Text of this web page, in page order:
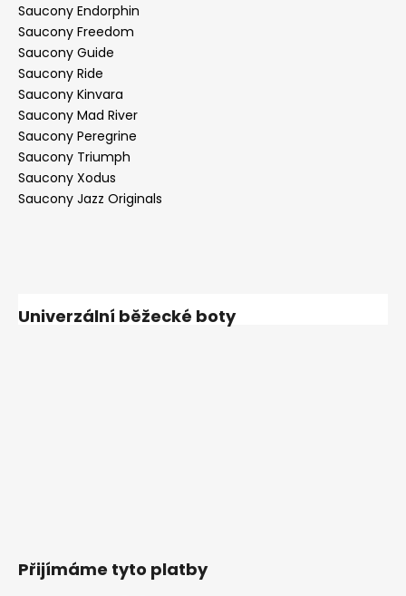
Saucony Endorphin
Saucony Freedom
Saucony Guide
Saucony Ride
Saucony Kinvara
Saucony Mad River
Saucony Peregrine
Saucony Triumph
Saucony Xodus
Saucony Jazz Originals
Univerzální běžecké boty
Přijímáme tyto platby